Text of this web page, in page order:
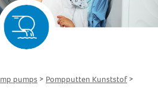
pumps
Pompputten Kunststof